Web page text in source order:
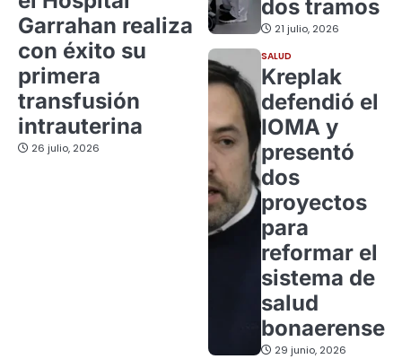
Garrahan realiza
con éxito su
primera
transfusión
intrauterina
26 julio, 2026
dos tramos
21 julio, 2026
SALUD
Kreplak
defendió el
IOMA y
presentó
dos
proyectos
para
reformar el
sistema de
salud
bonaerense
29 junio, 2026